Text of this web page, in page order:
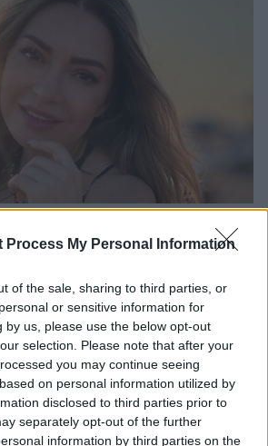
Process My Personal Information
of the sale, sharing to third parties, or
or sensitive information for
by us, please use the below opt-out
selection. Please note that after your
you may continue seeing
on personal information utilized by
disclosed to third parties prior to
separately opt-out of the further
information by third parties on the
όλα για έναν έρωτα»